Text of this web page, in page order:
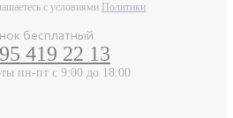
бесплатный
419 22 13
пн-пт с 9:00 до 18:00
с условиями Политики